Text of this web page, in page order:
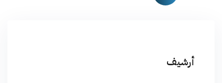
أرشيف